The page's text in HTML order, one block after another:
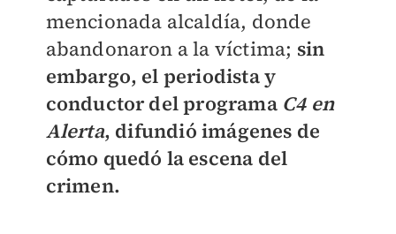
mencionada alcaldía, donde
abandonaron a la víctima; sin
embargo, el periodista y
conductor del programaC4 en
Alerta, difundió imágenes de
cómo quedó la escena del
crimen.